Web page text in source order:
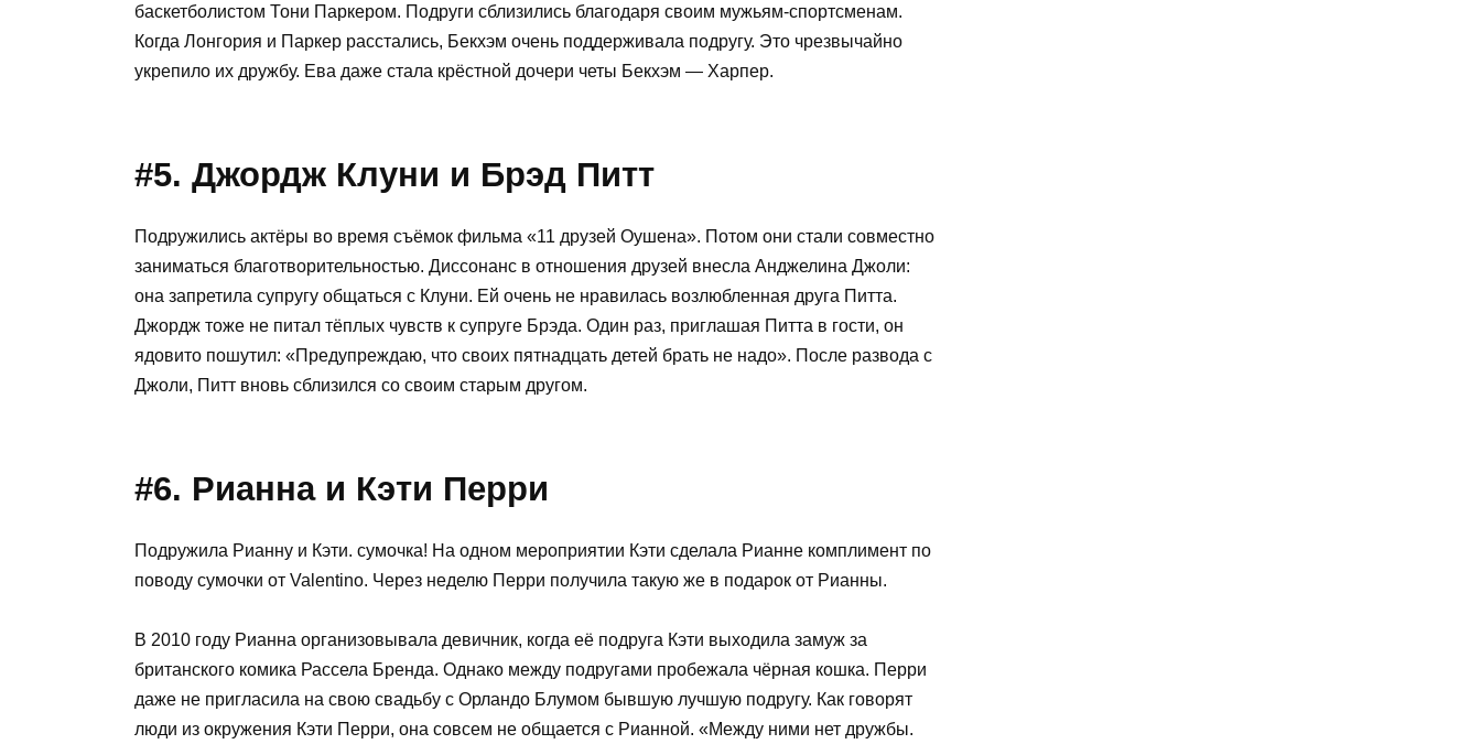
баскетболистом Тони Паркером. Подруги сблизились благодаря своим мужьям-спортсменам.
Когда Лонгория и Паркер расстались, Бекхэм очень поддерживала подругу. Это чрезвычайно
укрепило их дружбу. Ева даже стала крёстной дочери четы Бекхэм — Харпер.
#5. Джордж Клуни и Брэд Питт
Подружились актёры во время съёмок фильма «11 друзей Оушена». Потом они стали совместно
заниматься благотворительностью. Диссонанс в отношения друзей внесла Анджелина Джоли:
она запретила супругу общаться с Клуни. Ей очень не нравилась возлюбленная друга Питта.
Джордж тоже не питал тёплых чувств к супруге Брэда. Один раз, приглашая Питта в гости, он
ядовито пошутил: «Предупреждаю, что своих пятнадцать детей брать не надо». После развода с
Джоли, Питт вновь сблизился со своим старым другом.
#6. Рианна и Кэти Перри
Подружила Рианну и Кэти. сумочка! На одном мероприятии Кэти сделала Рианне комплимент по
поводу сумочки от Valentino. Через неделю Перри получила такую же в подарок от Рианны.
В 2010 году Рианна организовывала девичник, когда её подруга Кэти выходила замуж за
британского комика Рассела Бренда. Однако между подругами пробежала чёрная кошка. Перри
даже не пригласила на свою свадьбу с Орландо Блумом бывшую лучшую подругу. Как говорят
люди из окружения Кэти Перри, она совсем не общается с Рианной. «Между ними нет дружбы.